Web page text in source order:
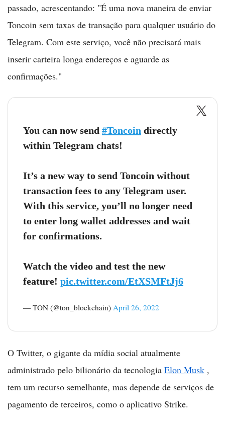
passado, acrescentando: "É uma nova maneira de enviar
Toncoin sem taxas de transação para qualquer usuário do
Telegram. Com este serviço, você não precisará mais
inserir carteira longa endereços e aguarde as
confirmações."
You can now send #Toncoin directly
within Telegram chats!
It’s a new way to send Toncoin without
transaction fees to any Telegram user.
With this service, you’ll no longer need
to enter long wallet addresses and wait
for confirmations.
Watch the video and test the new
feature! pic.twitter.com/EtXSMFtJj6
— TON (@ton_blockchain) April 26, 2022
O Twitter, o gigante da mídia social atualmente
administrado pelo bilionário da tecnologia Elon Musk ,
tem um recurso semelhante, mas depende de serviços de
pagamento de terceiros, como o aplicativo Strike.